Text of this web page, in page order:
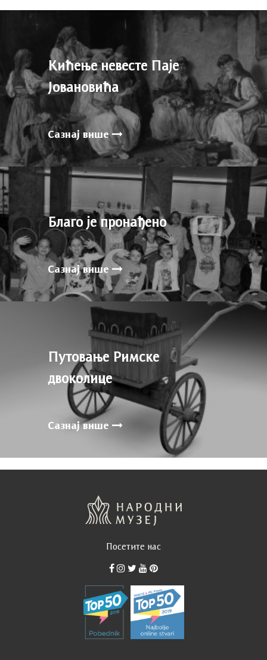
Кићење невесте Паје
Јовановића
Сазнај више
Благо је пронађено
Сазнај више
Путовање Римске
двоколице
Сазнај више
Посетите нас